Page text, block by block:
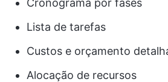
Cronograma por fases
Lista de tarefas
Custos e orçamento
Alocação de recursos